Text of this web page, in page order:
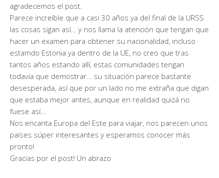
agradecemos el post.
Parece increíble que a casi 30 años ya del final de la URSS
las cosas sigan así… y nos llama la atención que tengan que
hacer un examen para obtener su nacionalidad, incluso
estamdo Estonia ya dentro de la UE, no creo que tras
tantos años estando allí, estas comunidades tengan
todavía que demostrar… su situación parece bastante
desesperada, así que por un lado no me extraña que digan
que estaba mejor antes, aunque en realidad quizá no
fuese así…
Nos encanta Europa del Este para viajar, nos parecen unos
países súper interesantes y esperamos conocer más
pronto!
Gracias por el post! Un abrazo